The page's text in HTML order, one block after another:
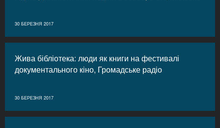
30 БЕРЕЗНЯ 2017
Жива бібліотека: люди як книги на фестивалі
документального кіно, Громадське радіо
30 БЕРЕЗНЯ 2017